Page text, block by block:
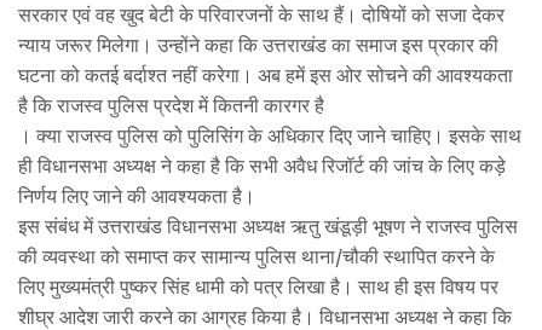
सरकार एवं वह खुद बेटी के परिवारजनों के साथ हैं। दोषियों को सजा देकर
न्याय जरूर मिलेगा। उन्होंने कहा कि उत्तराखंड का समाज इस प्रकार की
घटना को कतई बर्दाश्त नहीं करेगा। अब हमें इस ओर सोचने की आवश्यकता
है कि राजस्व पुलिस प्रदेश में कितनी कारगर है
। क्या राजस्व पुलिस को पुलिसिंग के अधिकार दिए जाने चाहिए। इसके साथ
ही विधानसभा अध्यक्ष ने कहा है कि सभी अवैध रिजॉर्ट की जांच के लिए कड़े
निर्णय लिए जाने की आवश्यकता है।
इस संबंध में उत्तराखंड विधानसभा अध्यक्ष ऋतु खंडूड़ी भूषण ने राजस्व पुलिस
की व्यवस्था को समाप्त कर सामान्य पुलिस थाना/चौकी स्थापित करने के
लिए मुख्यमंत्री पुष्कर सिंह धामी को पत्र लिखा है। साथ ही इस विषय पर
शीघ्र आदेश जारी करने का आग्रह किया है। विधानसभा अध्यक्ष ने कहा कि